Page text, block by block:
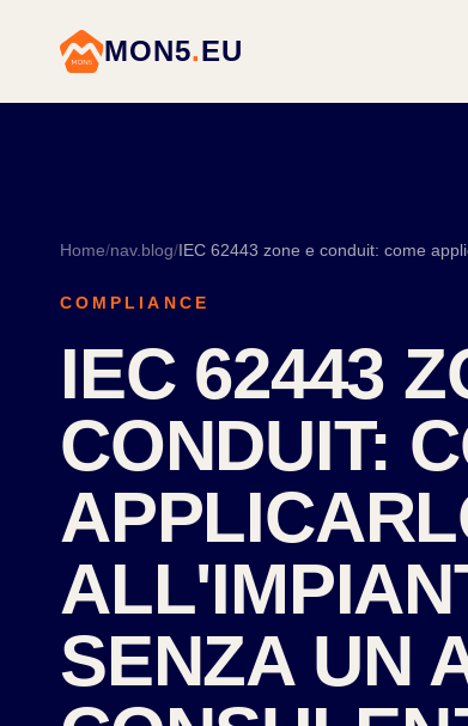
MON5.EU
Home/nav.blog/
COMPLIANCE
IEC 62443
CONDUIT:
SENZA UN